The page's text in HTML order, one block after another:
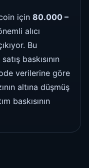
için 80.000 –
alıcı
Bu
baskısının
verilerine göre
altına düşmüş
baskısının